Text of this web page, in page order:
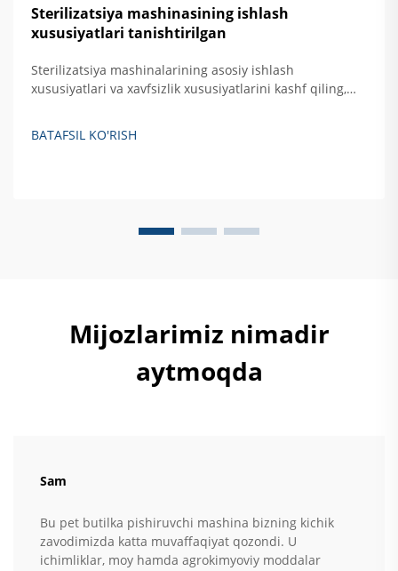
Sterilizatsiya mashinasining ishlash
xususiyatlari tanishtirilgan
Sterilizatsiya mashinalarining asosiy ishlash
xususiyatlari va xavfsizlik xususiyatlarini kashf qiling,
samarali qattiq akslantiruvchi sterilizatsiya qilishni
BATAFSIL KO'RISH
Mijozlarimiz nimadir
aytmoqda
Sam
Bu pet butilka pishiruvchi mashina bizning kichik
zavodimizda katta muvaffaqiyat qozondi. U
ichimliklar, moy hamda agrokimyoviy moddalar